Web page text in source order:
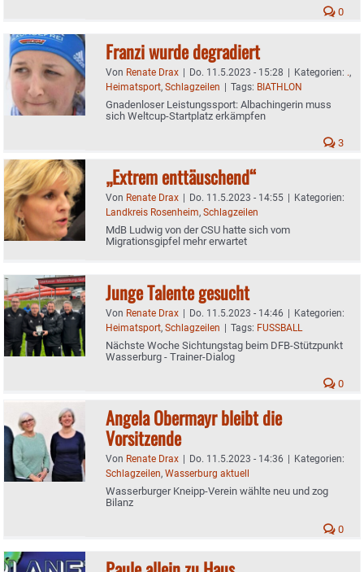
0
Franzi wurde degradiert
Von Renate Drax | Do. 11.5.2023 - 15:28 | Kategorien: .,
Heimatsport, Schlagzeilen | Tags: BIATHLON
Gnadenloser Leistungssport: Albachingerin muss
sich Weltcup-Startplatz erkämpfen
3
„Extrem enttäuschend“
Von Renate Drax | Do. 11.5.2023 - 14:55 | Kategorien:
Landkreis Rosenheim, Schlagzeilen
MdB Ludwig von der CSU hatte sich vom
Migrationsgipfel mehr erwartet
Junge Talente gesucht
Von Renate Drax | Do. 11.5.2023 - 14:46 | Kategorien:
Heimatsport, Schlagzeilen | Tags: FUSSBALL
Nächste Woche Sichtungstag beim DFB-Stützpunkt
Wasserburg - Trainer-Dialog
0
Angela Obermayr bleibt die
Vorsitzende
Von Renate Drax | Do. 11.5.2023 - 14:36 | Kategorien:
Schlagzeilen, Wasserburg aktuell
Wasserburger Kneipp-Verein wählte neu und zog
Bilanz
0